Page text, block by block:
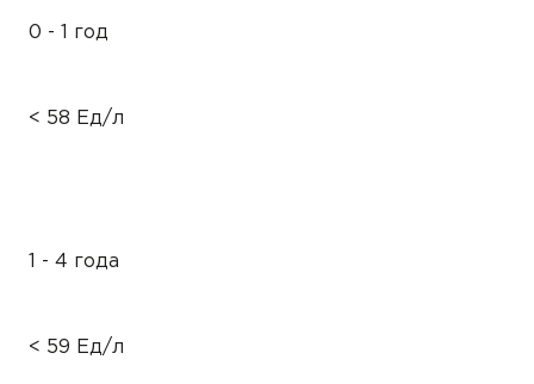
0 - 1 год
< 58 Ед/л
1 - 4 года
< 59 Ед/л